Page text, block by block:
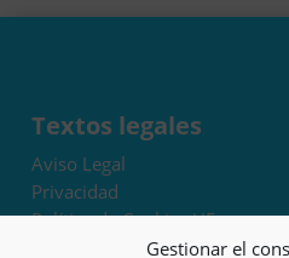
Gestionar el
Textos legales
Aviso Legal
Privacidad
Política de Cookies UE
Términos y condiciones